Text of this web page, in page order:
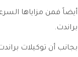
أيضاً فمن مزاياها
براندت.
بجانب أن توكيلات